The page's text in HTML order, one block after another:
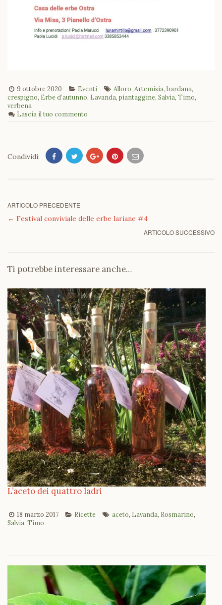
9 ottobre 2020 Eventi Alloro, Artemisia, bardana,
crespigno, Erbe d’autunno, Lavanda, piantaggine, Salvia, Timo,
verbena
Lascia il tuo commento
Condividi:
ARTICOLO PRECEDENTE
← Festival conviviale delle erbe lariane #4
ARTICOLO SUCCESSIVO
Ti potrebbe interessare anche…
L’aceto dei quattro ladri
18 marzo 2017 Ricette aceto, Lavanda, Rosmarino,
Salvia, Timo